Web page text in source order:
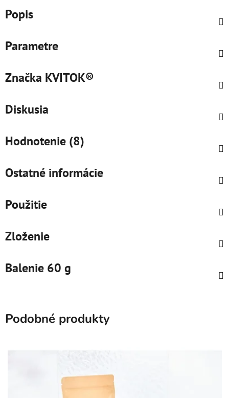
Popis
Parametre
Značka KVITOK®
Diskusia
Hodnotenie (8)
Ostatné informácie
Použitie
Zloženie
Balenie 60 g
Podobné produkty